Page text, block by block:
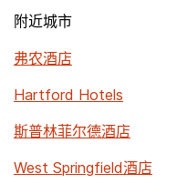
附近城市
弗农酒店
Hartford Hotels
斯普林菲尔德酒店
West Springfield酒店